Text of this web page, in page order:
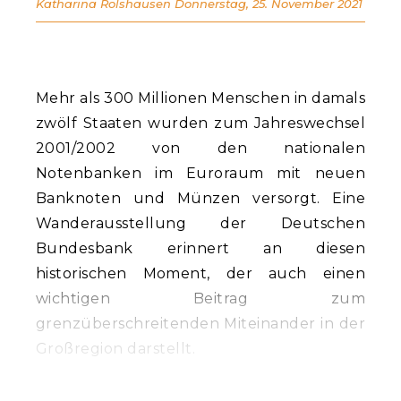
Mehr als 300 Millionen Menschen in damals
zwölf Staaten wurden zum Jahreswechsel
2001/2002 von den nationalen
Notenbanken im Euroraum mit neuen
Banknoten und Münzen versorgt. Eine
Wanderausstellung der Deutschen
Bundesbank erinnert an diesen
historischen Moment, der auch einen
wichtigen Beitrag zum
grenzüberschreitenden Miteinander in der
Großregion darstellt.
Katharina Rolshausen Donnerstag, 25. November 2021